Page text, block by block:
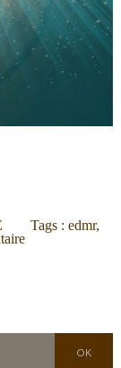
Tags : edmr,